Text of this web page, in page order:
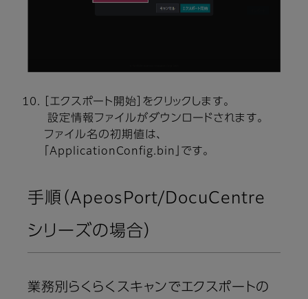
［エクスポート開始］をクリックします。
設定情報ファイルがダウンロードされます。
ファイル名の初期値は、
「ApplicationConfig.bin」です。
手順（ApeosPort/DocuCentre
シリーズの場合）
業務別らくらくスキャンでエクスポートの